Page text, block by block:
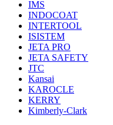
IMS
INDOCOAT
INTERTOOL
ISISTEM
JETA PRO
JETA SAFETY
JTC
Kansai
KAROCLE
KERRY
Kimberly-Clark